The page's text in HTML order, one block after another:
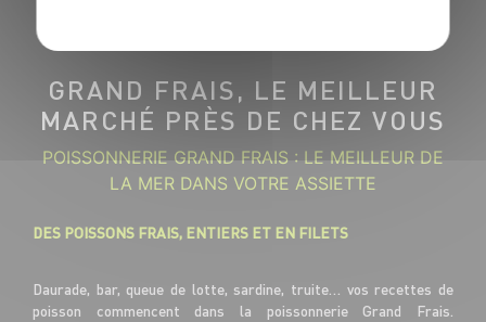
GRAND FRAIS, LE MEILLEUR
MARCHÉ PRÈS DE CHEZ VOUS
POISSONNERIE GRAND FRAIS : LE MEILLEUR DE
LA MER DANS VOTRE ASSIETTE
DES POISSONS FRAIS, ENTIERS ET EN FILETS
Daurade, bar, queue de lotte, sardine, truite… vos recettes de
poisson commencent dans la poissonnerie Grand Frais.